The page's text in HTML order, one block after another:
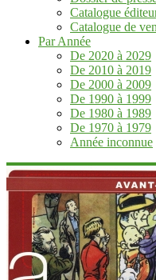
Catalogue
Catalogue de
Par Année
De 2020 à 2029
De 2010 à 2019
De 2000 à 2009
De 1990 à 1999
De 1980 à 1989
De 1970 à 1979
Année inconnue